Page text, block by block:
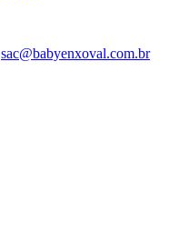
sac@babyenxoval.com.br